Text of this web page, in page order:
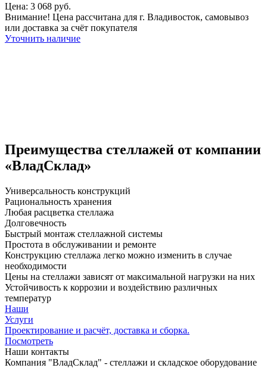
Цена: 3 068 руб.
Внимание! Цена рассчитана для г. Владивосток, самовывоз
или доставка за счёт покупателя
Уточнить наличие
Преимущества стеллажей от компании
«ВладСклад»
Универсальность конструкций
Рациональность хранения
Любая расцветка стеллажа
Долговечность
Быстрый монтаж стеллажной системы
Простота в обслуживании и ремонте
Конструкцию стеллажа легко можно изменить в случае
необходимости
Цены на стеллажи зависят от максимальной нагрузки на них
Устойчивость к коррозии и воздействию различных
температур
Наши
Услуги
Проектирование и расчёт, доставка и сборка.
Посмотреть
Наши контакты
Компания "ВладСклад" - стеллажи и складское оборудование